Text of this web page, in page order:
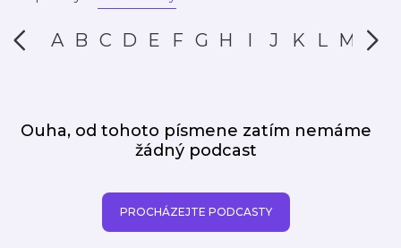
A B C D E F G H I J K L M N
Ouha, od tohoto písmene zatím nemáme
žádný podcast
PROCHÁZEJTE PODCASTY